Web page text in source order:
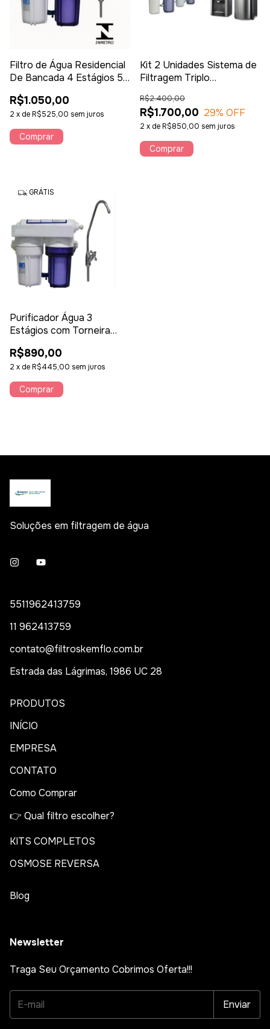
Filtro de Água Residencial
De Bancada 4 Estágios 5"
R$1.050,00
2 x deR$525,00 sem juros
Kit 2 Unidades Sistema de
Filtragem Triplo
para Máquinas de Café e
Bebedouros
R$1.700,00
R$2.400,00
29% OFF
2 x deR$850,00 sem juros
GRÁTIS
Purificador Água 3
Estágios com Torneira
R$890,00
2 x deR$445,00 sem juros
Soluções em filtragem de água
5511962413759
11 962413759
contato@filtroskemflo.com.br
Estrada das Lágrimas, 1986 UC 28
PRODUTOS
INÍCIO
EMPRESA
CONTATO
Como Comprar
👉 Qual filtro escolher?
KITS COMPLETOS
OSMOSE REVERSA
Blog
Newsletter
Traga Seu Orçamento Cobrimos Oferta!!!